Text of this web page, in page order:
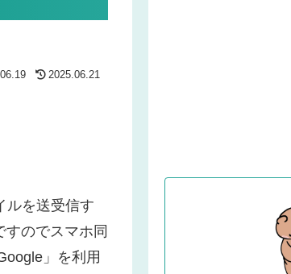
2025.06.21
ルを送受信す
のでスマホ同
」を利用